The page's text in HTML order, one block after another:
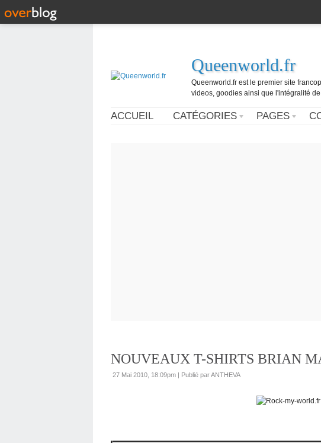
Queenworld.fr
Queenworld.fr est le premier site
videos, goodies ainsi que l'intégralité
ACCUEIL CATÉGORIES PAGES
NOUVEAUX T-SHIRTS BRIAN
27 Mai 2010, 18:09pm | Publié par ANTHEVA